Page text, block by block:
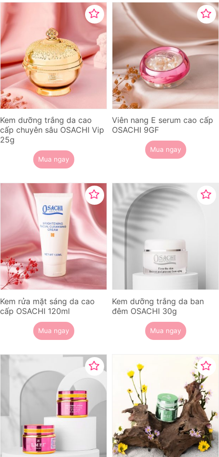
Kem dưỡng trắng da cao
cấp chuyên sâu OSACHI Vip
25g
Mua ngay
Viên nang E serum cao cấp
OSACHI 9GF
Mua ngay
Kem rửa mặt sáng da cao
cấp OSACHI 120ml
Mua ngay
Kem dưỡng trắng da ban
đêm OSACHI 30g
Mua ngay